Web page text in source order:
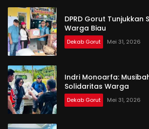
DPRD Gorut
Warga Biau
Dekab Gorut Mei 31, 2026
Indri Monoarfa:
Solidaritas Warga
Dekab Gorut Mei 31, 2026